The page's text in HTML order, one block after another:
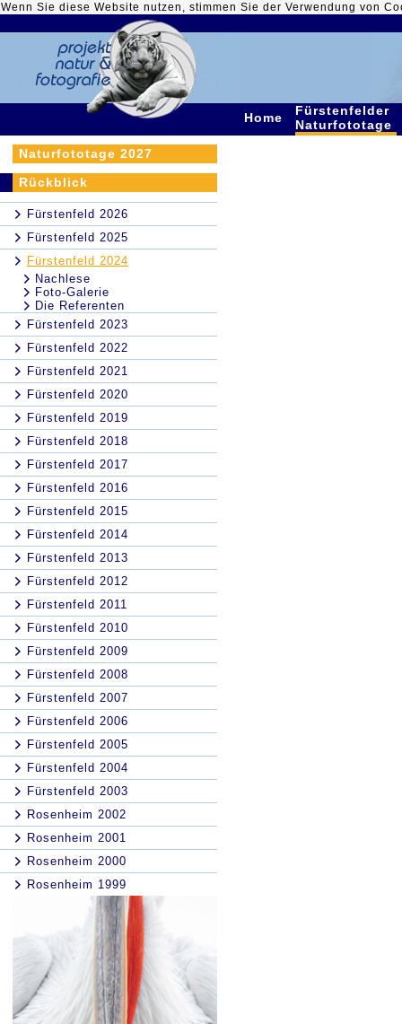
Wenn Sie diese Website nutzen, stimmen Sie der Verwendung von
Home
Fürstenfelder
Naturfototage
Naturfototage 2027
Rückblick
Fürstenfeld 2026
Fürstenfeld 2025
Fürstenfeld 2024
Nachlese
Foto-Galerie
Die Referenten
Fürstenfeld 2023
Fürstenfeld 2022
Fürstenfeld 2021
Fürstenfeld 2020
Fürstenfeld 2019
Fürstenfeld 2018
Fürstenfeld 2017
Fürstenfeld 2016
Fürstenfeld 2015
Fürstenfeld 2014
Fürstenfeld 2013
Fürstenfeld 2012
Fürstenfeld 2011
Fürstenfeld 2010
Fürstenfeld 2009
Fürstenfeld 2008
Fürstenfeld 2007
Fürstenfeld 2006
Fürstenfeld 2005
Fürstenfeld 2004
Fürstenfeld 2003
Rosenheim 2002
Rosenheim 2001
Rosenheim 2000
Rosenheim 1999